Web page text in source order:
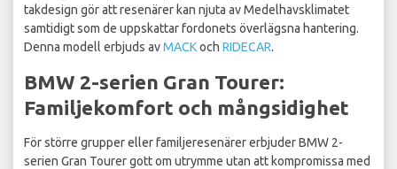
takdesign gör att resenärer kan njuta av Medelhavsklimatet
samtidigt som de uppskattar fordonets överlägsna hantering.
Denna modell erbjuds avMACKoch RIDECAR.
BMW 2-serien Gran Tourer:
Familjekomfort och mångsidighet
För större grupper eller familjeresenärer erbjuder BMW 2-
serien Gran Tourer gott om utrymme utan att kompromissa med